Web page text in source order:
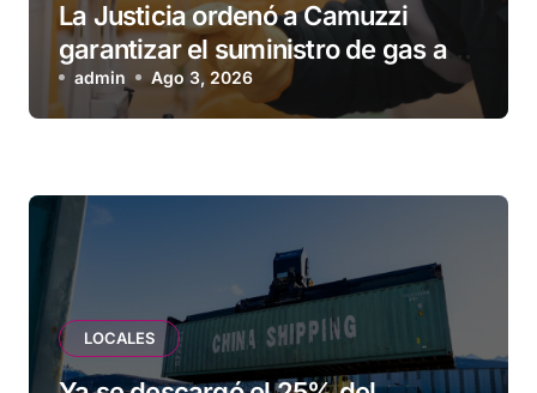
La Justicia ordenó a Camuzzi
garantizar el suministro de gas a
una familia de Tolhuin
admin Ago 3, 2026
LOCALES